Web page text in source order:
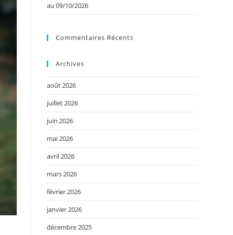
au 09/10/2026
Commentaires Récents
Archives
août 2026
juillet 2026
juin 2026
mai 2026
avril 2026
mars 2026
février 2026
janvier 2026
décembre 2025